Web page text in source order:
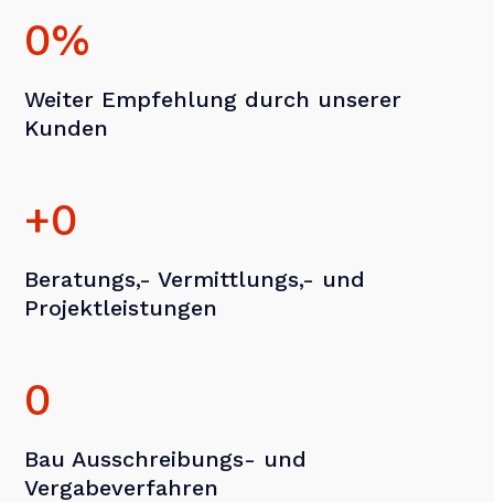
0%
Weiter Empfehlung durch unserer
Kunden
+0
Beratungs,- Vermittlungs,- und
Projektleistungen
0
Bau Ausschreibungs- und
Vergabeverfahren